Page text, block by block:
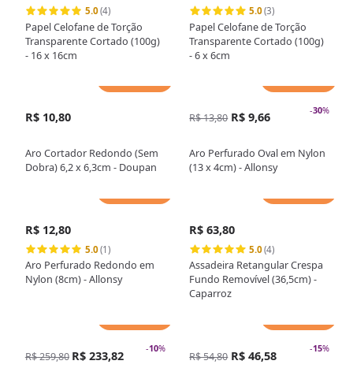
5.0(4)
Papel Celofane de Torção
Transparente Cortado (100g)
- 16 x 16cm
5.0(3)
Papel Celofane de Torção
Transparente Cortado (100g)
- 6 x 6cm
R$ 10,80
Aro Cortador Redondo (Sem
Dobra) 6,2 x 6,3cm - Doupan
-30%
R$ 13,80 R$ 9,66
Aro Perfurado Oval em Nylon
(13 x 4cm) - Allonsy
R$ 12,80
5.0(1)
Aro Perfurado Redondo em
Nylon (8cm) - Allonsy
R$ 63,80
5.0(4)
Assadeira Retangular Crespa
Fundo Removível (36,5cm) -
Caparroz
-10%
R$ 259,80 R$ 233,82 -15%
R$ 54,80 R$ 46,58